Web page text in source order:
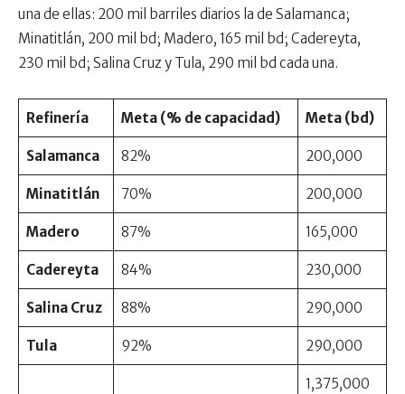
una de ellas: 200 mil barriles diarios la de Salamanca;
Minatitlán, 200 mil bd; Madero, 165 mil bd; Cadereyta,
230 mil bd; Salina Cruz y Tula, 290 mil bd cada una.
Refinería Meta (% de capacidad) Meta (bd)
Salamanca 82% 200,000
Minatitlán 70% 200,000
Madero 87% 165,000
Cadereyta 84% 230,000
Salina Cruz 88% 290,000
Tula 92% 290,000
1,375,000